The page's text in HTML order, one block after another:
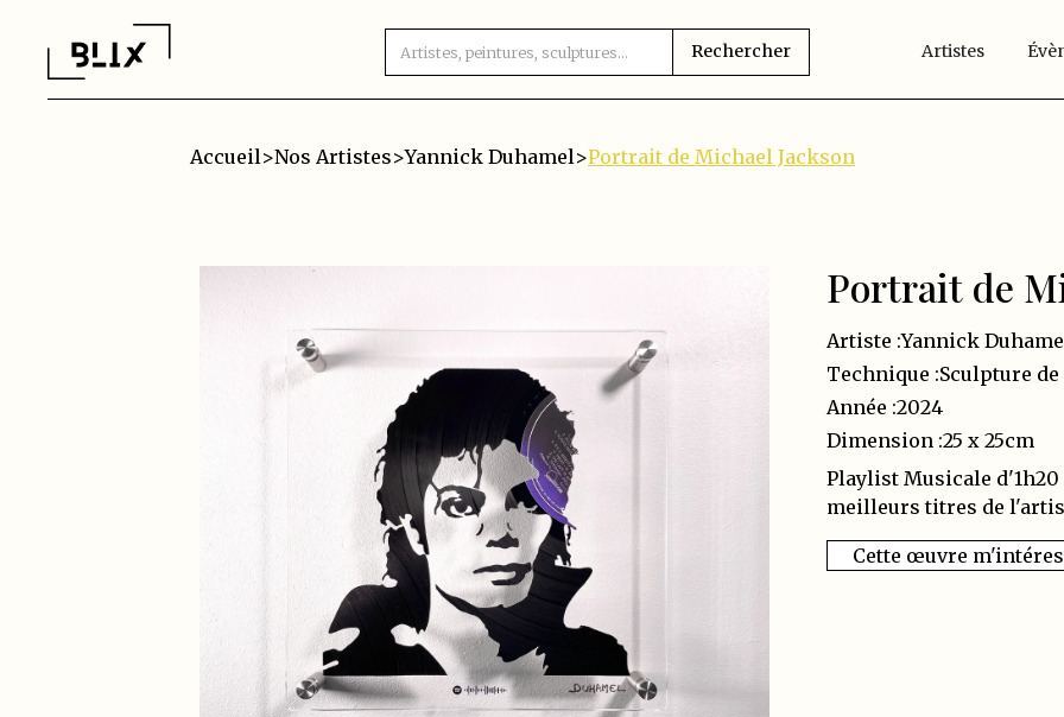
Artistes
Accueil>Nos Artistes>Yannick Duhamel>Portrait de Michael Jackson
Portrait de
Artiste :Yannick
Technique :Sculpture
Année :2024
Dimension :25 x 25cm
Playlist Musicale
meilleurs titres de
Cette œuvre